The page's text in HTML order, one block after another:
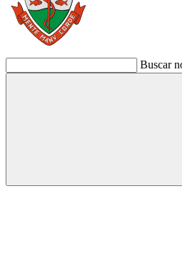
Buscar
Buscar